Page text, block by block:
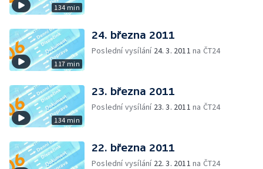
134 min
117 min
24. března 2011
Poslední vysílání 24. 3. 2011 na ČT24
134 min
23. března 2011
Poslední vysílání 23. 3. 2011 na ČT24
22. března 2011
Poslední vysílání 22. 3. 2011 na ČT24